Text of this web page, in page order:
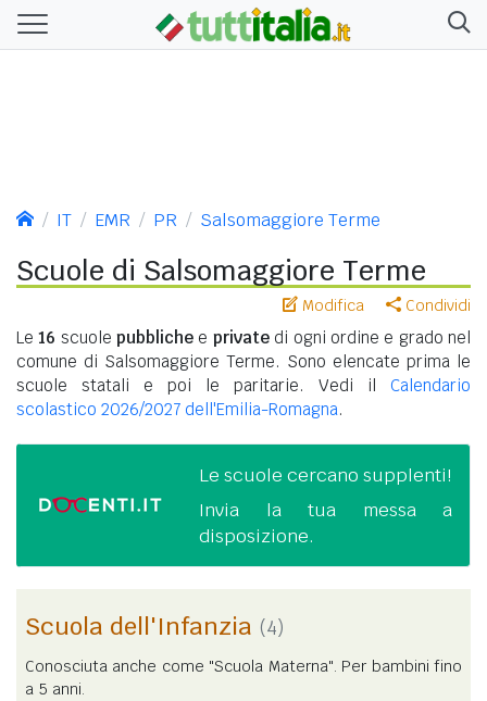
IT EMR PR Salsomaggiore Terme
Scuole di Salsomaggiore Terme
Modifica Condividi
Le16 scuolepubbliche e privatedi ogni ordine e grado nel
comune di Salsomaggiore Terme. Sono elencate prima le
scuole statali e poi le paritarie. Vedi il Calendario
scolastico 2026/2027 dell'Emilia-Romagna.
Le scuole cercano supplenti!
Invia la tua messa a
disposizione.
Scuola dell'Infanzia (4)
Conosciuta anche come "Scuola Materna". Per bambini fino
a 5 anni.